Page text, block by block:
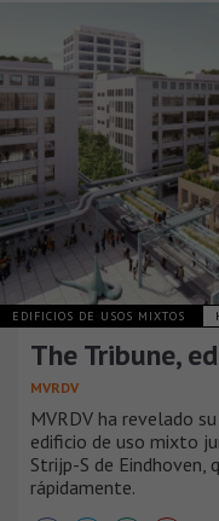
EDIFICIOS DE USOS MIXTOS
The Tribune,
MVRDV
MVRDV ha revelado
edificio de uso mixto
Strijp-S de Eindhoven,
rápidamente.